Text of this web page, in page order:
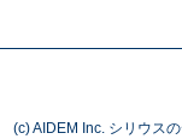
(c) AIDEM Inc. シリウス